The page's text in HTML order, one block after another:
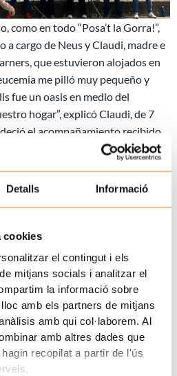
Detalls Informació
cookies
el contingut i els
mitjans socials i analitzar el
la informació sobre
amb els partners de mitjans
amb qui col·laborem. Al
amb altres dades que
recopilat a partir de l'ús
como en todo “Posa’t la Gorra!”,
cargo de Neus y Claudi, madre e
que estuvieron alojados en
me pilló muy pequeño y
fue un oasis en medio del
hogar”, explicó Claudi, de 7
el acompañamiento recibido
“Ellos no pueden curar,
mucho más llano, nos cuidan,
pidió más recursos para la
“Posa’t la Gorra!” en Breda
nueva sede de AFANOC en
a las familias con un niño o
una vez regresen a casa.
DE LA FIESTA
SIGUIENTE